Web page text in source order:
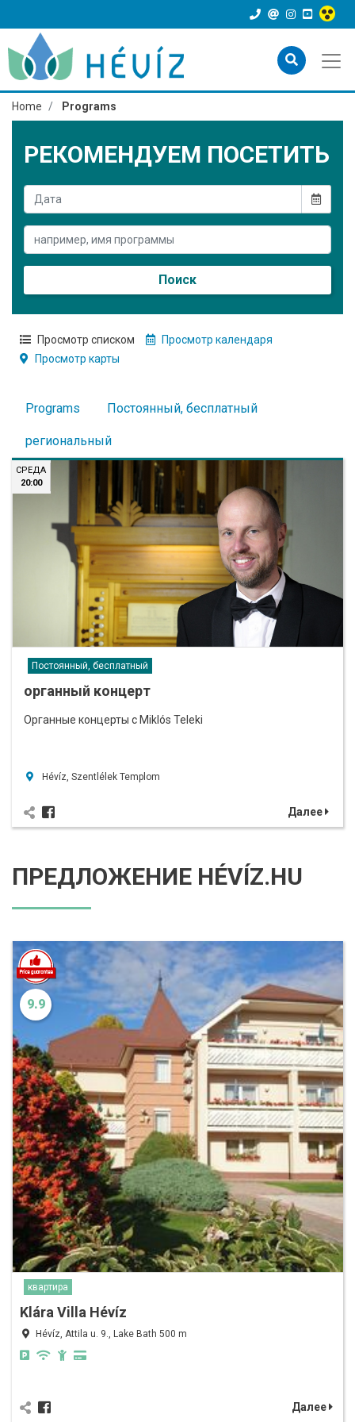
Home Programs
РЕКОМЕНДУЕМ ПОСЕТИТЬ
Поиск
Просмотр списком
Просмотр календаря
Просмотр карты
Programs Постоянный, бесплатный
региональный
СРЕДА
20:00
Постоянный, бесплатный
органный концерт
Органные концерты с Miklós Teleki
Hévíz, Szentlélek Templom
Далее
ПРЕДЛОЖЕНИЕ HÉVÍZ.HU
9.9
квартира
Klára Villa Hévíz
Hévíz, Attila u. 9., Lake Bath 500 m
Далее